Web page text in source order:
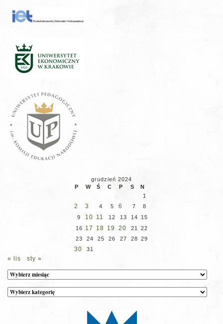
grudzień 2024
P
W Ś C P S
N
1
2 3 4 5 6 7
8
9
10 11 12 13 14
15
16 17 18 19 20 21
22
23
24 25 26 27 28 29
30 31
« lis sty »
Archiwum
Kategorie
wpisów